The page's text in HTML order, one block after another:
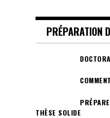
1er
aux
PRÉPARATION
THÈSE SOLIDE